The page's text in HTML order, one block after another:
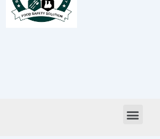
Menu